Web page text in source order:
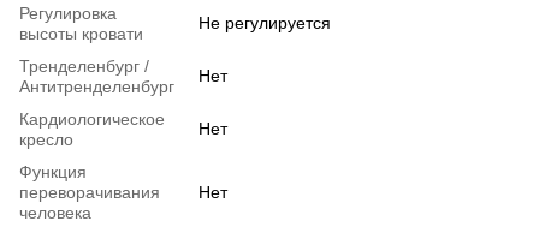
Регулировка
высоты кровати
Не регулируется
Тренделенбург /
Антитренделенбург
Нет
Кардиологическое
кресло
Нет
Функция
переворачивания
человека
Нет